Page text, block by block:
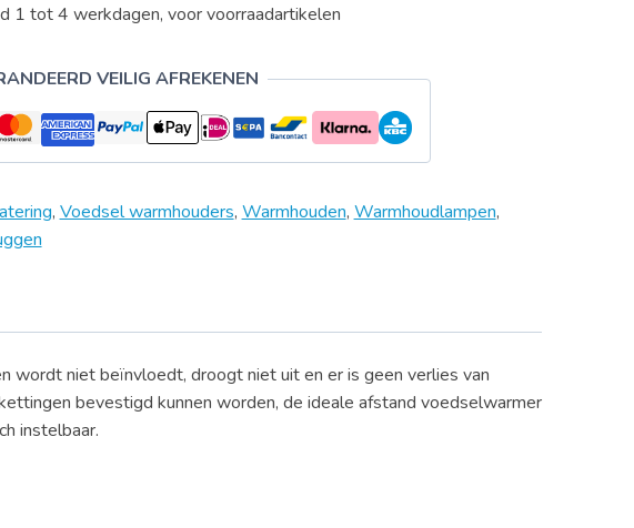
1 tot 4 werkdagen, voor voorraadartikelen
VEILIG AFREKENEN
, Voedsel warmhouders, Warmhouden, Warmhoudlampen,
niet beïnvloedt, droogt niet uit en er is geen verlies van
bevestigd kunnen worden, de ideale afstand voedselwarmer
instelbaar.